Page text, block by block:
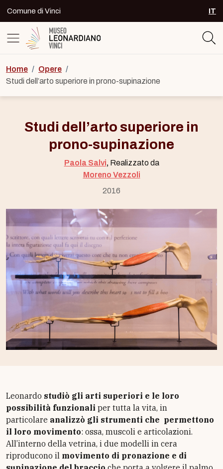
Comune di Vinci IT
Home / Opere /
Studi dell’arto superiore in prono-supinazione
Studi dell’arto superiore in
prono-supinazione
Paola Salvi, Realizzato da
Moreno Vezzoli
2016
Leonardo studiò gli arti superiori e le loro
possibilità funzionali per tutta la vita, in
particolare analizzò gli strumenti che permettono
il loro movimento: ossa, muscoli e articolazioni.
All’interno della vetrina, i due modelli in cera
riproducono il movimento di pronazione e di